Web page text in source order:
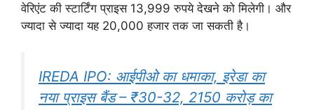
वेरिएंट की स्टार्टिंग प्राइस 13,999 रुपये देखने को मिलेगी। और
ज्यादा से ज्यादा यह 20,000 हजार तक जा सकती है।
IREDA IPO: आईपीओ का धमाका, इरेडा का
नया प्राइस बैंड – ₹30-32, 2150 करोड़ का